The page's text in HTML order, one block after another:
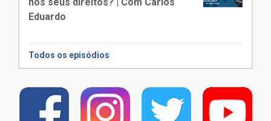
Eduardo
Todos os episódios